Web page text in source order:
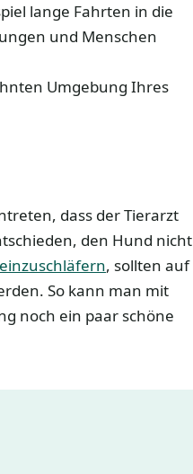
lange Fahrten in die
und Menschen
Umgebung Ihres
dass der Tierarzt
den Hund nicht
, sollten auf
So kann man mit
noch ein paar schöne